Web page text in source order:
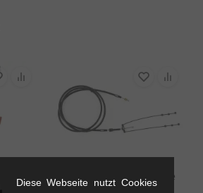
Kink Bikes "One Piece
Diese Webseite nutzt Cookies